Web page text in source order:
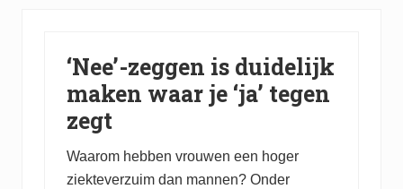
‘Nee’-zeggen is duidelijk
maken waar je ‘ja’ tegen
zegt
Waarom hebben vrouwen een hoger
ziekteverzuim dan mannen? Onder